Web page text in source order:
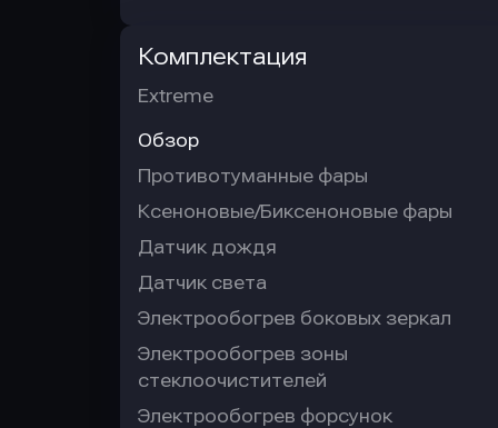
Комплектация
Extreme
Обзор
Противотуманные фары
Ксеноновые/Биксеноновые фары
Датчик дождя
Датчик света
Электрообогрев боковых зеркал
Электрообогрев зоны
стеклоочистителей
Электрообогрев форсунок